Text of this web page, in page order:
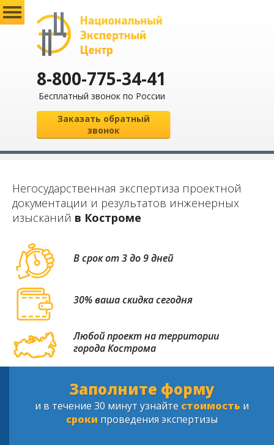
8-800-775-34-41
Бесплатный звонок по России
Заказать обратный
звонок
Негосударственная экспертиза проектной
документации и результатов инженерных
изысканий в Костроме
В срок от 3 до 9 дней
30% ваша скидка сегодня
Любой проект на территории
города Кострома
Заполните форму
и в течение 30 минут узнайте стоимостьи
срокипроведения экспертизы